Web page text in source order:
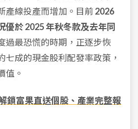
產線投產而增加。目前 2026
優於 2025 年秋冬款及去年同
過最恐慌的時期，正逐步恢
七成的現金股利配發率政策，
值。
鎖富果直送個股、產業完整報